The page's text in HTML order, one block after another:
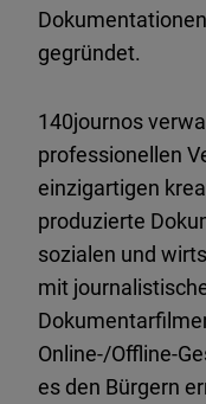
gegründet.
140journos
professionellen
einzigartigen
produzierte
sozialen und
mit
Online-/Offline-
es den Bürgern